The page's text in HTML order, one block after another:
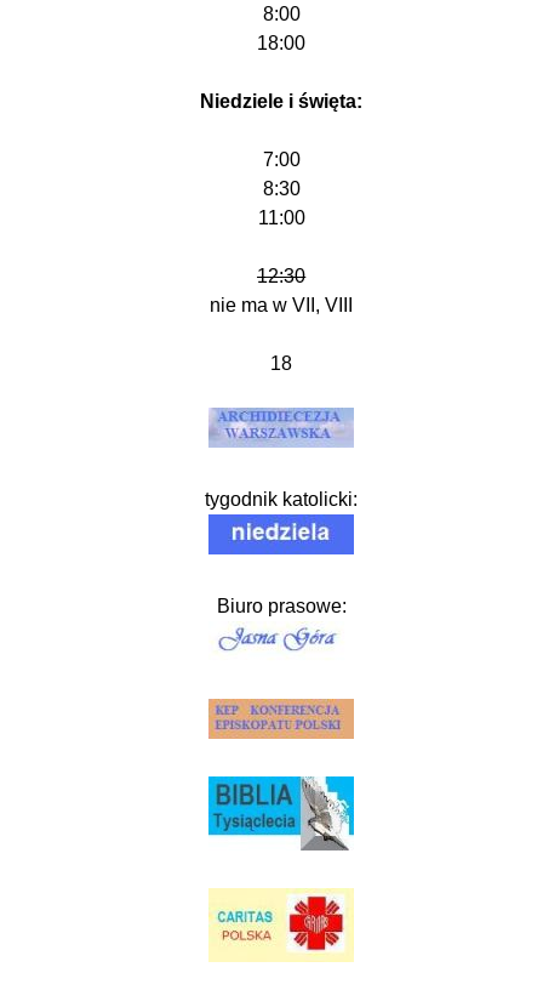
8:00
18:00
Niedziele i święta:
7:00
8:30
11:00
12:30
nie ma w VII, VIII
18
tygodnik katolicki:
Biuro prasowe: